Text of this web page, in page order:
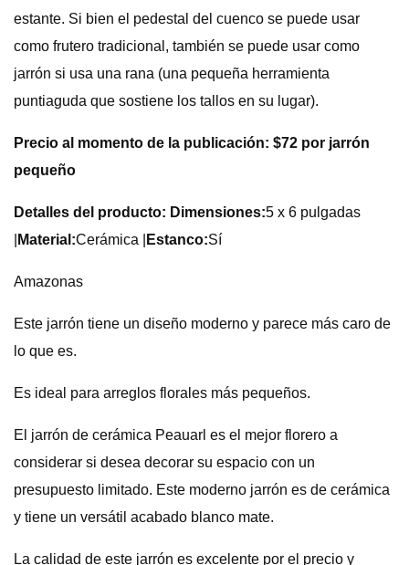
estante. Si bien el pedestal del cuenco se puede usar
como frutero tradicional, también se puede usar como
jarrón si usa una rana (una pequeña herramienta
puntiaguda que sostiene los tallos en su lugar).
Precio al momento de la publicación: $72 por jarrón
pequeño
Detalles del producto: Dimensiones:5 x 6 pulgadas
Material:Cerámica | Estanco:Sí
Amazonas
Este jarrón tiene un diseño moderno y parece más caro de
lo que es.
Es ideal para arreglos florales más pequeños.
El jarrón de cerámica Peauarl es el mejor florero a
considerar si desea decorar su espacio con un
presupuesto limitado. Este moderno jarrón es de cerámica
y tiene un versátil acabado blanco mate.
La calidad de este jarrón es excelente por el precio y